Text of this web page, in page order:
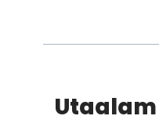
Utaalam